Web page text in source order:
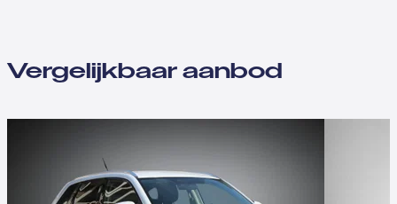
Vergelijkbaar aanbod